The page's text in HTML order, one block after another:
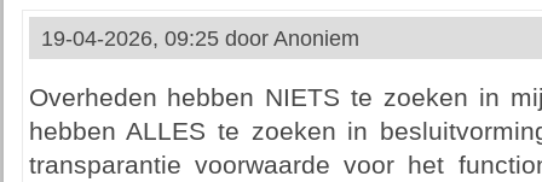
19-04-2026, 09:25 door Anoniem
Overheden hebben NIETS te zoeken in
hebben ALLES te zoeken in
transparantie voorwaarde voor het